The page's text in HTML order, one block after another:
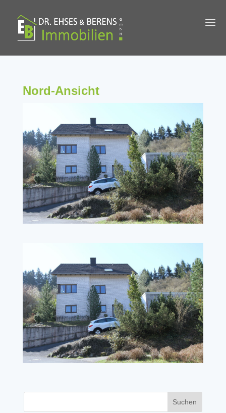
Nord-Ansicht